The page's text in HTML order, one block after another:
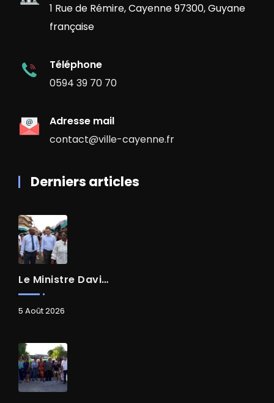
1 Rue de Rémire, Cayenne 97300, Guyane
française
Téléphone
0594 39 70 70
Adresse mail
contact@ville-cayenne.fr
Derniers articles
Le Ministre David AMIEL En Visite Dans Le Centre-Ville De Cayenne
5 Août 2026